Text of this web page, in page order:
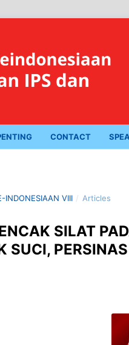
CONTACT
INDONESIAAN VIII / Articles
SILAT
SUCI,